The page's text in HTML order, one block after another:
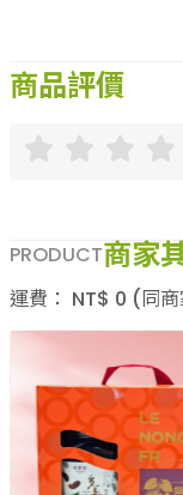
商品評價
PRODUCT商家
運費： NT$ 0 (同